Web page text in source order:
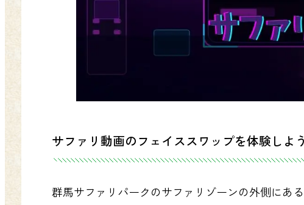
サファリ動画のフェイススワップを体験しよ
群馬サファリパークのサファリゾーンの外側にあ